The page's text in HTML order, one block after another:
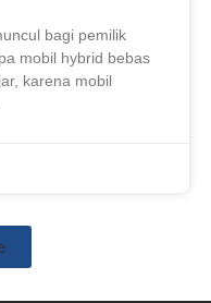
bagi pemilik
mobil hybrid bebas
karena mobil